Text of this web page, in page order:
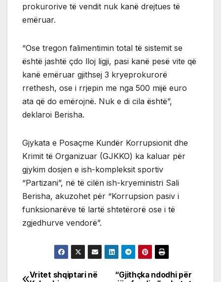
prokurorive të vendit nuk kanë drejtues të
emëruar.
“Ose tregon falimentimin total të sistemit se
është jashtë çdo lloj ligji, pasi kanë pesë vite që
kanë emëruar gjithsej 3 kryeprokurorë
rrethesh, ose i rrjepin me nga 500 mijë euro
ata që do emërojnë. Nuk e di cila është”,
deklaroi Berisha.
Gjykata e Posaçme Kundër Korrupsionit dhe
Krimit të Organizuar (GJKKO) ka kaluar për
gjykim dosjen e ish-kompleksit sportiv
“Partizani”, në të cilën ish-kryeministri Sali
Berisha, akuzohet për “Korrupsion pasiv i
funksionarëve të lartë shtetërorë ose i të
zgjedhurve vendorë”.
“Gjithçka ndodhi për
Vritet shqiptari në